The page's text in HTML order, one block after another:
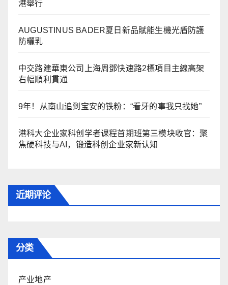
港舉行
AUGUSTINUS BADER夏日新品賦能生機光盾防護
防曬乳
中交路建華東公司上海周鄧快速路2標項目主線高架
右幅順利貫通
9年！从南山追到宝安的铁粉：“看牙的事我只找她”
港科大企业家科创学者课程首期班第三模块收官：聚
焦硬科技与AI，锻造科创企业家新认知
近期评论
分类
产业地产